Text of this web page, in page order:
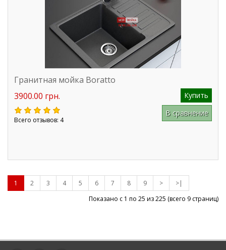
Гранитная мойка Boratto
3900.00 грн.
Купить
Всего отзывов: 4
В сравнение
1 2 3 4 5 6 7 8 9 >
>|
Показано с 1 по 25 из225 (всего 9 страниц)